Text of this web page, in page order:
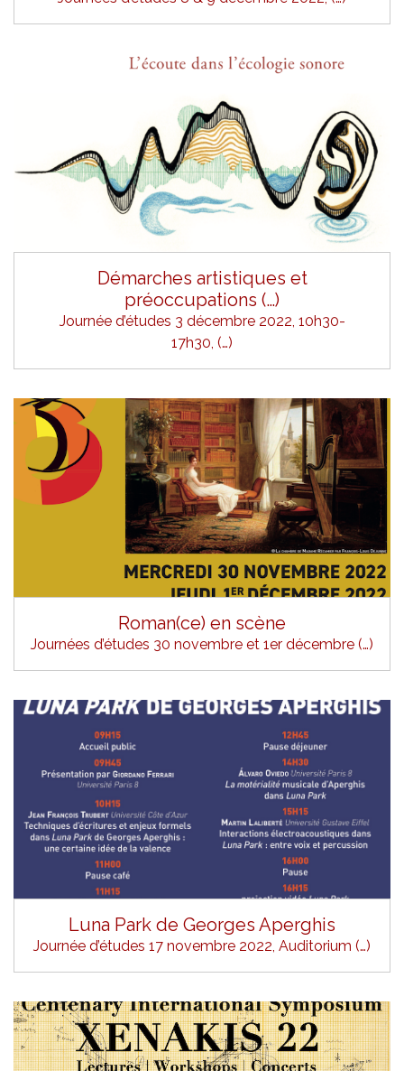
Démarches artistiques et
préoccupations (…)
Journée d’études 3 décembre 2022, 10h30-
17h30, (…)
Roman(ce) en scène
Journées d’études 30 novembre et 1er décembre (…)
Luna Park de Georges Aperghis
Journée d’études 17 novembre 2022, Auditorium (…)